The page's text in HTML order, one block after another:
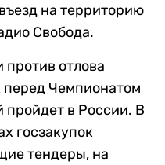
на территорию
Свобода.
отлова
Чемпионатом
пройдет в России. В
госзакупок
тендеры, на